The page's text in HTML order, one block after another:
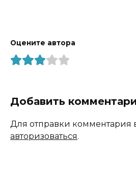
Оцените автора
Добавить
Для отправки комментария
авторизоваться.